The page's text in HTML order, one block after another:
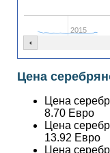
2015
Цена
Цена
8.70 Евро
Цена
13.92 Евро
Цена